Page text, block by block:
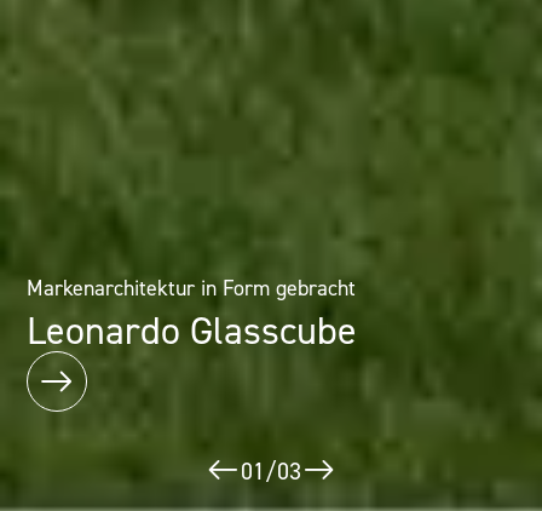
Markenarchitektur in Form gebracht
Leonardo Glasscube
Architektur als Erlebnis: Mineralwerkstofflösungen im
Designhotel
Puerta América
02/03